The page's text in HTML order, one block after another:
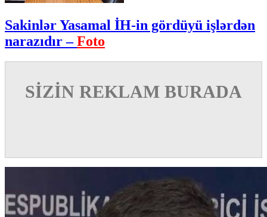
Sakinlər Yasamal İH-in gördüyü işlərdən
narazıdır –Foto
SİZİN REKLAM BURADA